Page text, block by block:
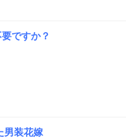
ですか？
男装花嫁